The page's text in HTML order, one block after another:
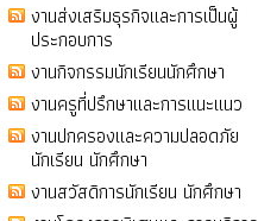
งานส่งเสริมธุรกิจและการเป็นผู้
ประกอบการ
งานกิจกรรมนักเรียนนักศึกษา
งานครูที่ปรึกษาและการแนะแนว
งานปกครองและความปลอดภัย
นักเรียน นักศึกษา
งานสวัสดิการนักเรียน นักศึกษา